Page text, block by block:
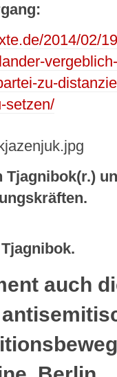
2014/02/
zu-
setzen/
auch